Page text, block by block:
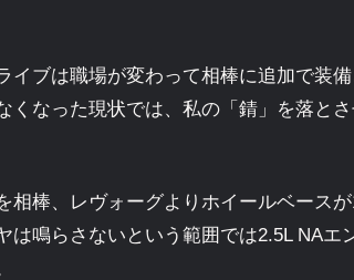
イブは職場が変わって相棒に追加で装
くなった現状では、私の「錆」を落と
相棒、レヴォーグよりホイールベース
は鳴らさないという範囲では2.5L NA